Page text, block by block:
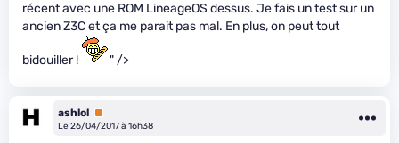
récent avec une ROM LineageOS dessus. Je fais un test sur un
ancien Z3C et ça me parait pas mal. En plus, on peut tout
bidouiller ! " />
ashlol Premium
Le 26/04/2017 à 16h38